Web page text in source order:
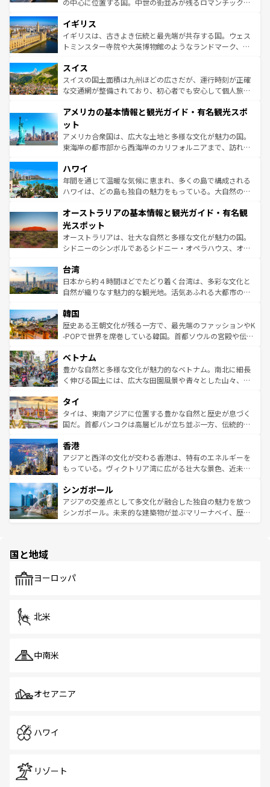
香り高いラベンダー畑など、多彩な楽しみ方が可能だ。さ
らに、パリ以外の地域にも魅力が溢れており、どの街角に
も豊かな歴史と文化が息づいている。パリ以外の個性あふ
を参照してほしい。
の中心に位置する国。中世の街並みが残るロマンチック街
顔を持つこの国は、どこを歩いても飽きることがない。ベ
ルリンの文化的活気、バイエルン州のアルプスの絶景、そ
してライン川沿いのワイン畑といった風景は必見。ビール
は、お酒好きな人にはぜひ体験してほしい。 なお、新着の
ドイツ情報はコンテンツ一覧を参照してほしい。
イギリス
イギリスは、古きよき伝統と最先端が共存する国。ウェス
トミンスター寺院や大英博物館のようなランドマーク、歴
リアごとに異なる魅力がある。また、優雅なアフタヌーン
ティー、ビール好きにはたまらない英国パブ、サッカー観
戦など、本場だからこそできる体験も豊富。イギリスを旅
ンツ一覧を参照してほしい。
スイス
スイスの国土面積は九州ほどの広さだが、運行時刻が正確
な交通網が整備されており、初心者でも安心して個人旅行
の建物がそのまま残る町や、スイスならではのユニークな
博物館もあり、アルプス観光だけでなく町歩きも満喫する
ことができる。国民の所得が高いため物価も高いが、旅行
者向けの交通パス提供のサービスもあり、うまく活用すれ
着のスイス情報は
アメリカの基本情報と観光ガイド・有名観光スポ
ット
アメリカ合衆国は、広大な土地と多様な文化が魅力の国。
東海岸の都市部から西海岸のカリフォルニアまで、訪れる
のような巨大都市は、観光、ショッピング、エンターテイ
ンメントが詰まった刺激的なスポットだ。一方、アメリカ
西部には大自然が広がり、グランドキャニオンやイエロー
部のニューオーリンズでは、音楽と美食が融合した独特の
文化が魅力。旅行者はアメリカの各地域で異なる魅力を楽
しみながら、その多様性と豊かな歴史を感じることができ
るだろう。車でのロードトリップや列車の旅も、アメリカ
情報は
ハワイ
年間を通じて温暖な気候に恵まれ、多くの島で構成される
ハワイは、どの島も独自の魅力をもっている。大自然の神
ワイ島は見逃せない。また、定番の観光地といえばオアフ
島だが、静かな自然を求めるならマウイ島やカウアイ島が
おすすめ。エメラルドグリーンに輝く海をはじめ、豊かな
文化や歴史が息づいている。「アロハスピリット」と呼ば
人々、おいしいローカルフードやハワイアンミュージッ
ク、伝統的なフラダンスなど、すべてがハワイの魅力を彩
っている。訪れるたびに新しい発見と感動が待っているハ
はコンテンツ一覧
オーストラリアの基本情報と観光ガイド・有名観
光スポット
オーストラリアは、壮大な自然と多様な文化が魅力の国。
シドニーのシンボルであるシドニー・オペラハウス、オー
リアリーフや大陸中央部にそびえるウルル（エアーズロッ
ク）、タスマニアの美しい原生林やケアンズの熱帯雨林な
ど、見どころがたくさん。また、カフェやワイン、オージ
いる。アクティビティも充実しており、サーフィンやダイ
ビング、ハイキングなど、アウトドア好きにはたまらな
い。オーストラリアの多彩な魅力を存分に味わいつくそ
参照してほしい。
台湾
日本から約４時間ほどでたどり着く台湾は、多彩な文化と
自然が織りなす魅力的な観光地。活気あふれる大都市の台
ン）、静ひつな山岳地帯である台湾東部など、都市の喧騒
と山間の静けさが共存しており、訪れる人に新しい発見と
驚きをもたらしてくれる。また、奥深い台湾の食文化も魅
容にもいいと評判のスイーツなど、バラエティ豊かな料理
が味わえる。 なお、新着の台湾情報は コンテンツ一覧を参
照してほしい。
韓国
歴史ある王朝文化が残る一方で、最先端のファッションやK
-POPで世界を席巻している韓国。首都ソウルの宮殿や伝統
き、地方に足を延ばせば四季折々の自然美を楽しむことが
できる。そして、キムチや焼肉、絶品のストリートフード
まで、さまざまな韓国料理が待っている。夜には、韓国な
リティに包まれながら、韓国の多彩な魅力を心ゆくまで味
わってみてほしい。 なお、新着の韓国情報はコンテンツ一
覧を参照してほしい。
ベトナム
豊かな自然と多様な文化が魅力的なベトナム。南北に細長
く伸びる国土には、広大な田園風景や青々とした山々、世
急速な発展と共に伝統が息づく。ハノイの古い町並みやホ
ーチミン市のフランス統治時代の建物も、独特の雰囲気を
醸し出している。また、バラエティの豊かさとおいしさで
とつ。フォーやバインミー、ベトナムコーヒーなどは、ぜ
ひ現地で味わいたい。どの地域を訪れてもあたたかい人々
が旅行者を迎えてくれるので、きっと忘れられない旅にな
参照してほしい。
タイ
タイは、東南アジアに位置する豊かな自然と歴史が息づく
国だ。首都バンコクは高層ビルが立ち並ぶ一方、伝統的な
の活気が交差している。北部ではチェンマイなどの山岳地
帯で自然と触れ合い、南部ではプーケットやクラビの美し
いビーチでリゾート気分を楽しむことができる。タイ料理
激する。気候は一年中温暖で、どの季節にも異なる楽しみ
が待っている。親しみやすいタイの人々、仏教を中心とし
た文化、そして多様な観光資源が、訪れる旅人を魅了し続
香港
アジアと西洋の文化が交わる香港は、特有のエネルギーを
もっている。ヴィクトリア湾に広がる壮大な景色、近未来
み、どこを訪れても感動するはず。観光スポットが密集し
ており、効率よく見どころを回れるのも魅力。息をのむよ
うな絶景から文化的な体験まで、香港を存分に楽しみ尽く
シンガポール
アジアの交差点として多文化が融合した独自の魅力を放つ
シンガポール。未来的な建築物が並ぶマリーナベイ、歴史
で、ホーカーズは地元の風情を楽しめる外せないスポット
国と地域
ヨーロッパ
北米
中南米
オセアニア
ハワイ
リゾート